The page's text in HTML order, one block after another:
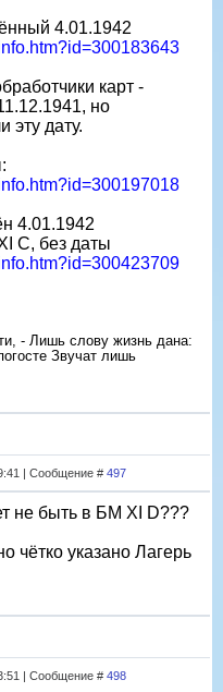
4.01.1942
карт -
но
эту дату.
4.01.1942
C, без даты
- Лишь слову жизнь дана:
Звучат лишь
| Сообщение # 497
не быть в БМ XI D???
чётко указано Лагерь
| Сообщение # 498